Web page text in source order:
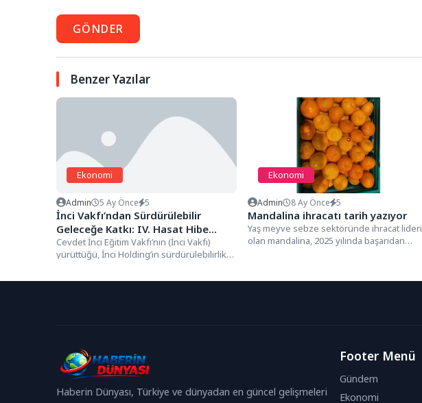
GÖNDER
Benzer Yazılar
Ekonomi
Admin 5 Ay Önce 5
İnci Vakfı’ndan Sürdürülebilir
Geleceğe Katkı: IV. Hasat Hibe
Programı Başvuruları Devam Ediyor
Cevdet İnci Eğitim Vakfı’nın (İnci Vakfı)
yürüttüğü, İnci Holding’in sürdürülebilirlik
Hibe...
Ekonomi
Admin 8 Ay Önce 5
Mandalina ihracatı tarih yazıyor
Yaş meyve sebze sektöründe ihracat lideri
olan mandalina, 2025 yılında başarıdan
Haberin Dünyası, Türkiye ve dünyadan en güncel gelişmeleri
Footer Menü
Gündem
Ekonomi